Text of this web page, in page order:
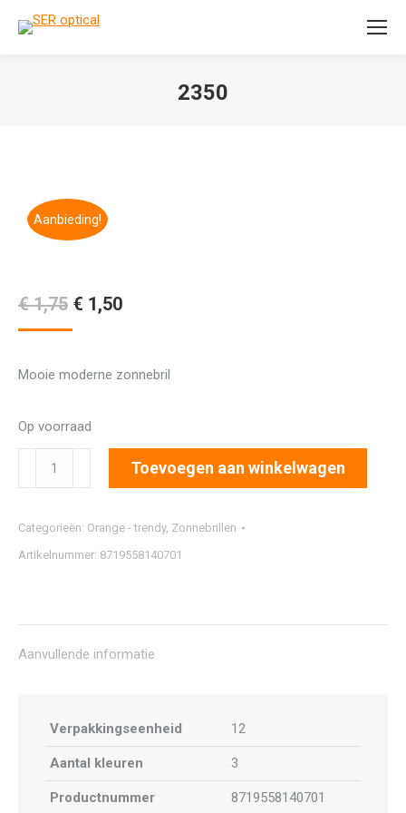
Search:
2350
Aanbieding!
€1,75 Oorspronkelijke
prijs
€ 1,75.
€ 1,50Huidige
€ 1,50.
Mooie moderne zonnebril
Op voorraad
aantal
Toevoegen aan winkelwagen
Categorieën: Orange - trendy, Zonnebrillen
Artikelnummer: 8719558140701
Aanvullende informatie
Verpakkingseenheid 12
Aantal kleuren 3
Productnummer 8719558140701